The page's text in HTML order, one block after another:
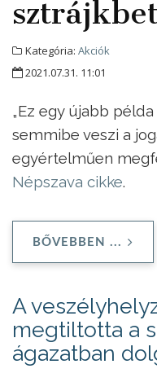
Kategória: Akciók
2021.07.31. 11:01
„Ez egy újabb
semmibe veszi a
egyértelműen
Népszava cikke.
BŐVEBBEN ...
A
megtiltotta a
ágazatban